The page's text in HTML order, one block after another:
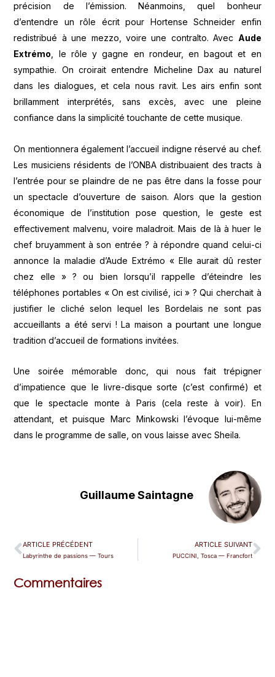
précision de l’émission. Néanmoins, quel bonheur
d’entendre un rôle écrit pour Hortense Schneider enfin
redistribué à une mezzo, voire une contralto. Avec Aude
Extrémo , le rôle y gagne en rondeur, en bagout et en
sympathie. On croirait entendre Micheline Dax au naturel
dans les dialogues, et cela nous ravit. Les airs enfin sont
brillamment interprétés, sans excès, avec une pleine
confiance dans la simplicité touchante de cette musique.
On mentionnera également l’accueil indigne réservé au chef.
Les musiciens résidents de l’ONBA distribuaient des tracts à
l’entrée pour se plaindre de ne pas être dans la fosse pour
un spectacle d’ouverture de saison. Alors que la gestion
économique de l’institution pose question, le geste est
effectivement malvenu, voire maladroit. Mais de là à huer le
chef bruyamment à son entrée ? à répondre quand celui-ci
annonce la maladie d’Aude Extrémo « Elle aurait dû rester
chez elle » ? ou bien lorsqu’il rappelle d’éteindre les
téléphones portables « On est civilisé, ici » ? Qui cherchait à
justifier le cliché selon lequel les Bordelais ne sont pas
accueillants a été servi ! La maison a pourtant une longue
tradition d’accueil de formations invitées.
Une soirée mémorable donc, qui nous fait trépigner
d’impatience que le livre-disque sorte (c’est confirmé) et
que le spectacle monte à Paris (cela reste à voir). En
attendant, et puisque Marc Minkowski l’évoque lui-même
dans le programme de salle, on vous laisse avec Sheila.
Guillaume Saintagne
ARTICLE PRÉCÉDENT
Labyrinthe de passions — Tours
ARTICLE SUIVANT
PUCCINI, Tosca — Francfort
Commentaires